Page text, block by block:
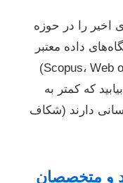
اخیر را در حوزه
داده معتبر
(مانند Scopus، Web of Science، Google Scholar)
که کمتر به
دارند (شکاف
و متخصصان